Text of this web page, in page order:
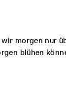
morgen nur
blühen